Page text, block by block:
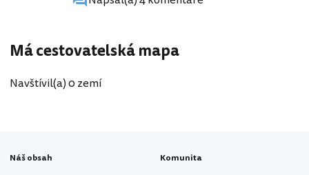
Má cestovatelská mapa
Navštívil(a) 0 zemí
Náš obsah Komunita